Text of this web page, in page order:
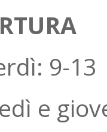
9-13
e